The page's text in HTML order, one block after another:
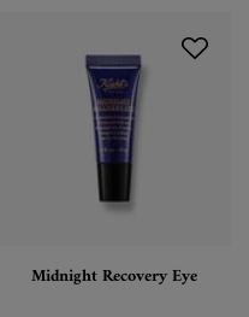
Midnight Recovery Eye